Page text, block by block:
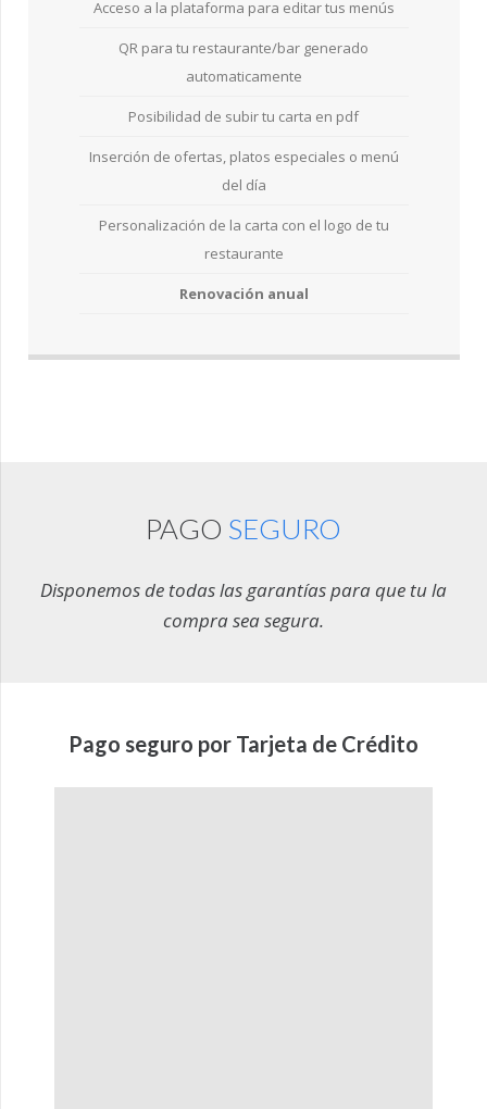
Acceso a la plataforma para editar tus menús
QR para tu restaurante/bar generado
automaticamente
Posibilidad de subir tu carta en pdf
Inserción de ofertas, platos especiales o menú
del día
Personalización de la carta con el logo de tu
restaurante
Renovación anual
PAGO SEGURO
Disponemos de todas las garantías para que tu la
compra sea segura.
Pago seguro por Tarjeta de Crédito